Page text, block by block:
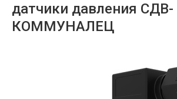
датчики давления СДВ-
КОММУНАЛЕЦ